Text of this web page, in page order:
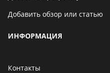
Добавить обзор или статью
ИНФОРМАЦИЯ
Контакты